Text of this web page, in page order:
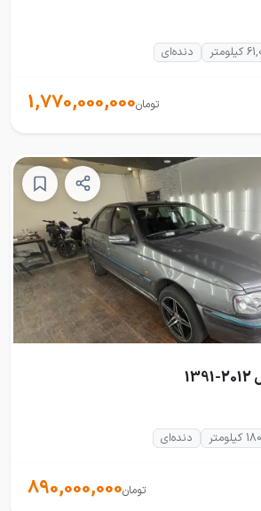
دنده‌ای
1,770,000,000تومان
دنده‌ای
890,000,000تومان